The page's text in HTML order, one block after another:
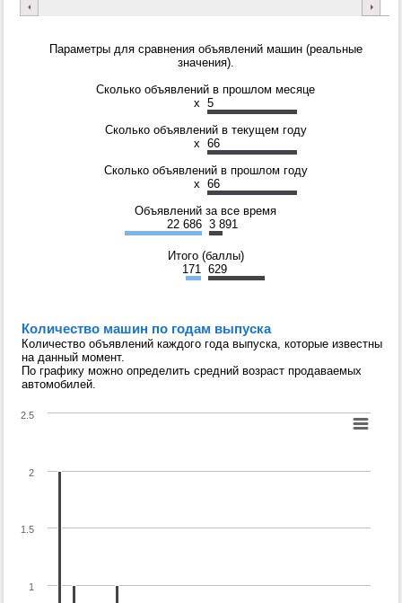
Параметры для сравнения объявлений машин (реальные
значения).
Сколько объявлений в прошлом месяце
x 5
Сколько объявлений в текущем году
x 66
Сколько объявлений в прошлом году
x 66
Объявлений за все время
22 686 3 891
Итого (баллы)
171
629
Количество машин по годам выпуска
Количество объявлений каждого года выпуска, которые известны
на данный момент.
По графику можно определить средний возраст продаваемых
автомобилей.
1
1.5
2
2.5